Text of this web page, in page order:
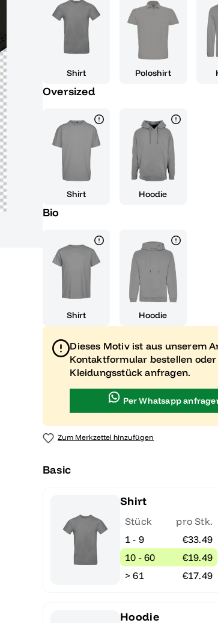
Die bequeme Passform und das
dich den ganzen Tag über wohl
Schau stellst. Trage es mit Jeans
mit einem schicken Blazer, um es
Shirts lässt keine Wünsche offen.
'Das Abi wie es sein soll' zeigst du
Stolz auf das Erreichte. Also mach
modischen Statement zu krönen
Zukunft.
Shirt Poloshirt
Oversized
Shirt Hoodie
Bio
Shirt Hoodie
Dieses Motiv ist aus unserem
Kontaktformular bestellen
Kleidungsstück anfragen.
Per Whatsapp
Zum Merkzettel hinzufügen
Basic
Shirt
Stück
pro Stk.
1 - 9
€33.49
10 - 60
€19.49
> 61
€17.49
Hoodie